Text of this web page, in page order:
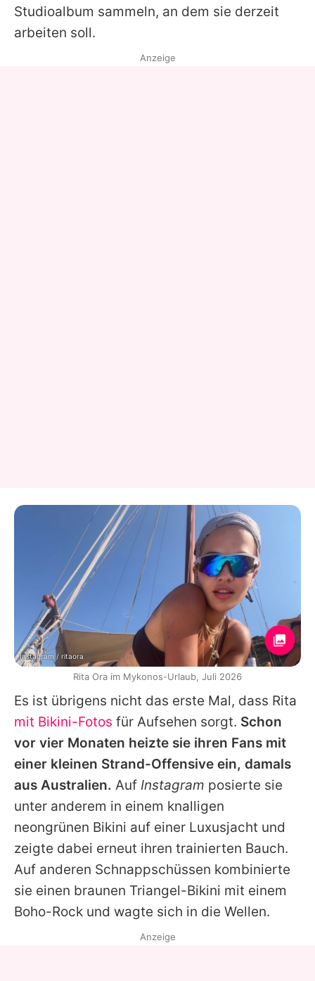
Studioalbum sammeln, an dem sie derzeit
arbeiten soll.
Es ist übrigens nicht das erste Mal, dass Rita
mit Bikini-Fotos für Aufsehen sorgt. Schon
vor vier Monaten heizte sie ihren Fans mit
einer kleinen Strand-Offensive ein, damals
aus Australien. Auf Instagram posierte sie
unter anderem in einem knalligen
neongrünen Bikini auf einer Luxusjacht und
zeigte dabei erneut ihren trainierten Bauch.
Auf anderen Schnappschüssen kombinierte
sie einen braunen Triangel-Bikini mit einem
Boho-Rock und wagte sich in die Wellen.
Anzeige
Instagram / ritaora
Rita Ora im Mykonos-Urlaub, Juli 2026
Anzeige